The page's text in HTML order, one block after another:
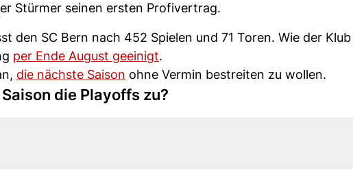
Stürmer seinen ersten Profivertrag.
den SC Bern nach 452 Spielen und 71 Toren. Wie der
per Ende August geeinigt.
die nächste Saison ohne Vermin bestreiten zu wollen.
die Playoffs zu?